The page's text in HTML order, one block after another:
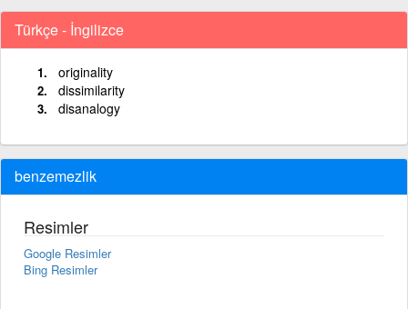
Türkçe - İngilizce
originality
dissimilarity
disanalogy
benzemezlik
Resimler
Google Resimler
Bing Resimler